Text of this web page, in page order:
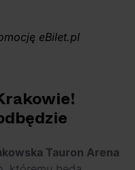
fanów
Dla dzieci Polecane
wyjątkowe
na drugi
wakacji!
eBilet.pl
Tauron Arena